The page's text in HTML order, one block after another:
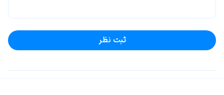
ثبت نظر